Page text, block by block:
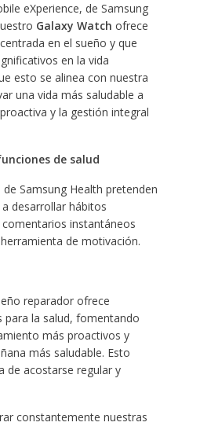
eXperience, de Samsung
Galaxy Watch ofrece
en el sueño y que
en la vida
esto se alinea con nuestra
una vida más saludable a
y la gestión integral
de salud
Samsung Health pretenden
desarrollar hábitos
instantáneos
de motivación.
reparador ofrece
para la salud, fomentando
más proactivos y
más saludable. Esto
de acostarse regular y
constantemente nuestras